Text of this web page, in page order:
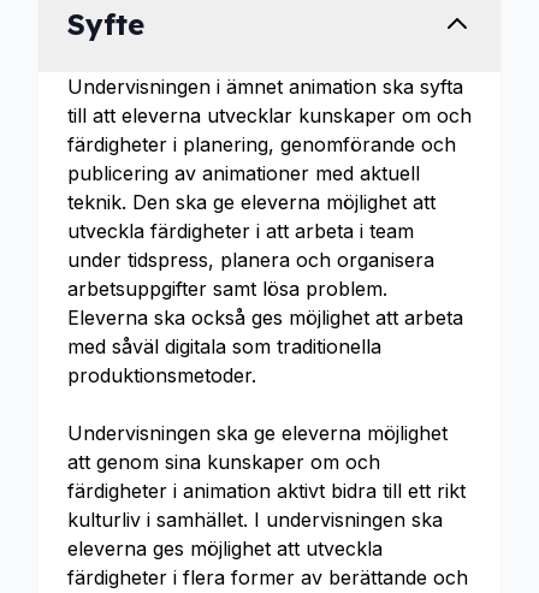
Syfte
Undervisningen i ämnet animation ska syfta
till att eleverna utvecklar kunskaper om och
färdigheter i planering, genomförande och
publicering av animationer med aktuell
teknik. Den ska ge eleverna möjlighet att
utveckla färdigheter i att arbeta i team
under tidspress, planera och organisera
arbetsuppgifter samt lösa problem.
Eleverna ska också ges möjlighet att arbeta
med såväl digitala som traditionella
produktionsmetoder.
Undervisningen ska ge eleverna möjlighet
att genom sina kunskaper om och
färdigheter i animation aktivt bidra till ett rikt
kulturliv i samhället. I undervisningen ska
eleverna ges möjlighet att utveckla
färdigheter i flera former av berättande och